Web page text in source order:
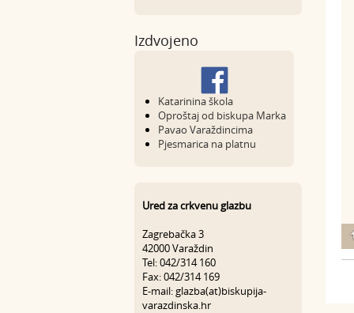
Izdvojeno
Katarinina škola
Oproštaj od biskupa Marka
Pavao Varaždincima
Pjesmarica na platnu
Ured za crkvenu glazbu
Zagrebačka 3
42000 Varaždin
Tel: 042/314 160
Fax: 042/314 169
E-mail: glazba(at)biskupija-
varazdinska.hr